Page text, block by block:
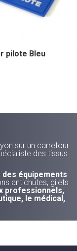
pilote Bleu
sur un carrefour
des tissus
équipements
antichutes, gilets
professionnels,
le médical,